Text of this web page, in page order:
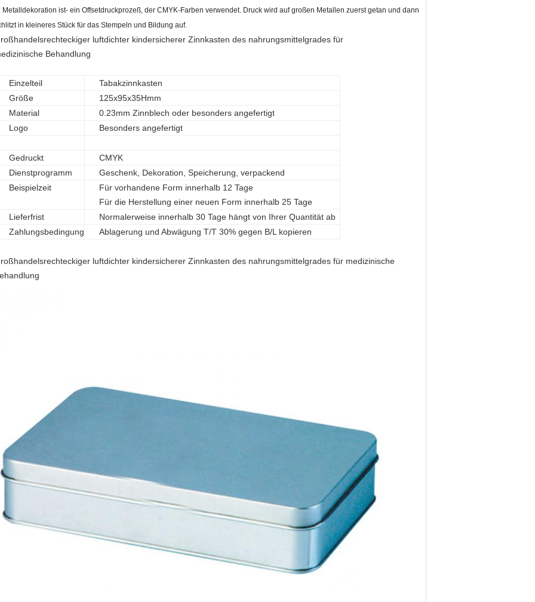
Metalldekoration ist- ein Offsetdruckprozeß, der CMYK-Farben verwendet. Druck wird auf großen Metallen zuerst getan und dann
in kleineres Stück für das Stempeln und Bildung auf.
luftdichter kindersicherer Zinnkasten des nahrungsmittelgrades für
Behandlung
Einzelteil
Tabakzinnkasten
Größe
125x95x35Hmm
Material
0.23mm Zinnblech oder besonders angefertigt
Logo
Besonders angefertigt
Gedruckt
CMYK
Dienstprogramm
Geschenk, Dekoration, Speicherung, verpackend
Beispielzeit
Für vorhandene Form innerhalb 12 Tage
Für die Herstellung einer neuen Form innerhalb 25 Tage
Lieferfrist
Normalerweise innerhalb 30 Tage hängt von Ihrer Quantität ab
Zahlungsbedingung
Ablagerung und Abwägung T/T 30% gegen B/L kopieren
luftdichter kindersicherer Zinnkasten des nahrungsmittelgrades für medizinische